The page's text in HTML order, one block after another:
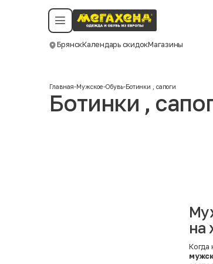
БрянскКалендарь скидокМагазины
Политика конфиденциальности
©️ Мегахенд 2026. Все права защищены.
Смотреть все даты
Главная-Мужское-Обувь-Ботинки , сапоги
Ботинки ,
на
Когда
Москва